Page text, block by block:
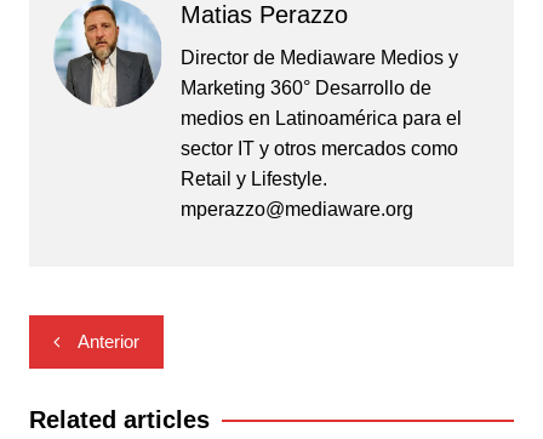
Matias Perazzo
Director de Mediaware Medios y
Marketing 360° Desarrollo de
medios en Latinoamérica para el
sector IT y otros mercados como
Retail y Lifestyle.
mperazzo@mediaware.org
Navegación
de
entradas
Anterior
Related articles